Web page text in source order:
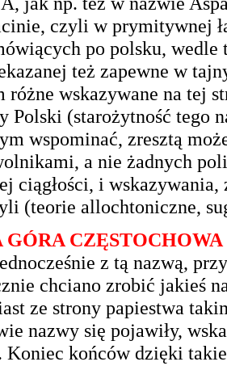
czyli w prymitywnej
po polsku,
też zapewne w
różne wskazywane na tej
Polski (starożytność tego
wspominać, zresztą
a nie żadnych
ciągłości, i
(teorie allochtoniczne,
GÓRA CZĘSTOCHOWA
z tą nazwą,
chciano zrobić jakieś
ze strony papiestwa
nazwy się pojawiły,
Koniec końców dzięki